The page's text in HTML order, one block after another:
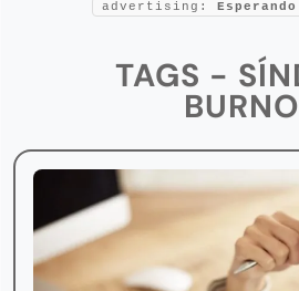
Foro salud
advertising:
TAGS -